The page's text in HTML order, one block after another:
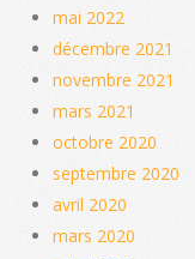
mai 2022
décembre 2021
novembre 2021
mars 2021
octobre 2020
septembre 2020
avril 2020
mars 2020